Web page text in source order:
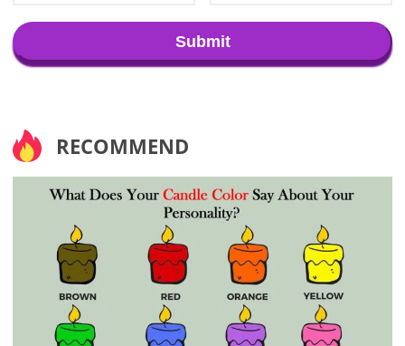
Submit
RECOMMEND